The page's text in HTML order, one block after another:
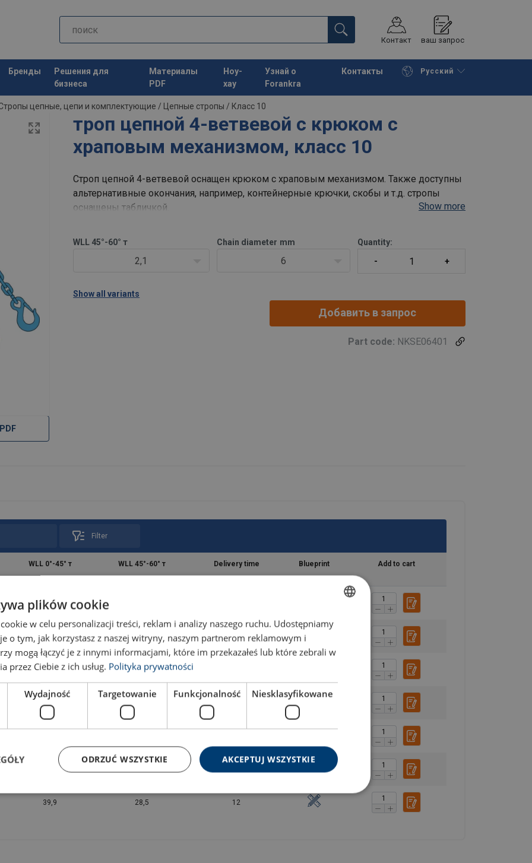
Контакт ваш запрос
Бренды
Решения для
бизнеса
Материалы
PDF
Ноу-
хау
Узнай о
Forankra
Контакты Русский
Начать покупки К корзине
цепные, цепи и комплектующие / Цепные стропы / Класс 10
троп цепной 4-ветвевой с крюком с
храповым механизмом, класс 10
Строп цепной 4-ветвевой оснащен крюком с храповым механизмом. Также доступны
альтернативные окончания, например, контейнерные крючки, скобы и т.д. стропы
оснащены табличкой.
Размер L измеряется от внутренней стороны верхней части основного звена с
Show more
WLL 45°-60° т
2,1
Chain diameter mm
6
Quantity:
Show all variants
Добавить в запрос
Part code: NKSE06401
Filter
WLL 0°-45° т WLL 45°-60° т Delivery time Blueprint Add to cart
2,94
5,25 3,75 12
8 5,7
14
39,9 28,5 12
POLISH
ENGLISH TRANSLATION
plików cookie
w celu personalizacji treści, reklam i analizy naszego ruchu. Udostępniamy
o tym, jak korzystasz z naszej witryny, naszym partnerom reklamowym i
mogą łączyć je z innymi informacjami, które im przekazałeś lub które zebrali w
przez Ciebie z ich usług. Polityka prywatności
Wydajność Targetowanie Funkcjonalność Niesklasyfikowane
AKCEPTUJ WSZYSTKIE
ODRZUĆ WSZYSTKIE